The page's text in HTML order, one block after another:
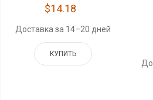
$14.18
Доставка за 14–20 дней
КУПИТЬ